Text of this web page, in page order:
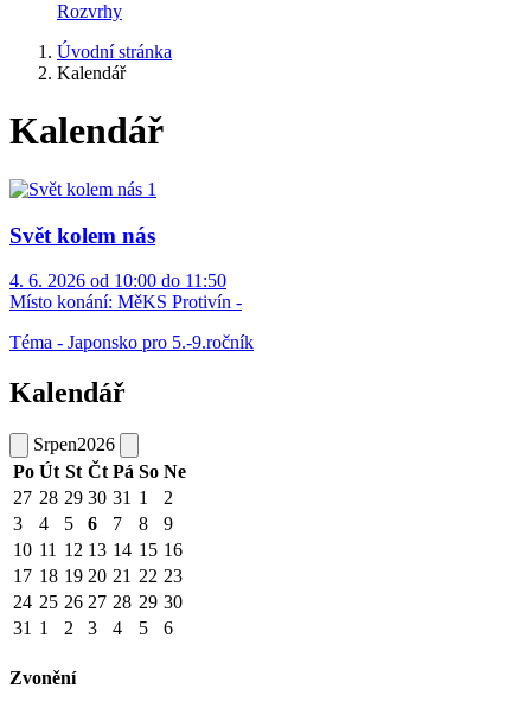
Rozvrhy
Úvodní stránka
Kalendář
Kalendář
Svět kolem nás
4. 6. 2026 od 10:00 do 11:50
Místo konání: MěKS Protivín -
Téma - Japonsko pro 5.-9.ročník
Kalendář
Srpen2026
Po Út St Čt Pá So Ne
27 28 29 30 31 1
2
3
4 5 6 7 8
9
10 11 12 13 14 15 16
17 18 19 20 21 22 23
24 25 26 27 28 29 30
31 1 2 3 4 5 6
Zvonění